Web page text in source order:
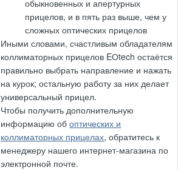
обыкновенных и апертурных
прицелов, и в пять раз выше, чем у
сложных оптических прицелов
Иными словами, счастливым обладателям
коллиматорных прицелов EОtech остаётся
правильно выбрать направление и нажать
на курок; остальную работу за них делает
универсальный прицел.
Чтобы получить дополнительную
информацию обоптических и
коллиматорных прицелах, обратитесь к
менеджеру нашего интернет-магазина по
электронной почте.